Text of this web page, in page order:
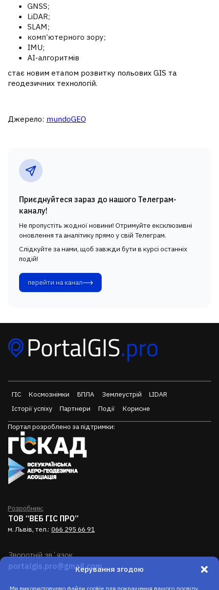
Керування згодою
Ми використовуємо файли cookie для покращення вашого досвіду
GNSS;
LiDAR;
SLAM;
комп’ютерного зору;
IMU;
AI-алгоритмів
стає новим етапом розвитку польових GIS та
геодезичних технологій.
Джерело: mundoGEO
Приєднуйтеся зараз до нашого Телеграм-
каналу!
Не пропустіть жодної новини! Отримуйте ексклюзивні
оновлення та аналітику прямо у свій Телеграм.
Слідкуйте за нами, щоб завжди бути в курсі останніх
подій!
перейти на канал
ГІС Космознімки БПЛА Землеустрій
LIDAR
Історії успіху
Партнери Події Корисне
Портал розроблено за підтримки:
Розробник:
ТОВ “ВЕБ ГІС ПРО”
м. Львів, тел.: 066 295 66 91
Зворотній звʼязок
portalgis.pro@gmail.com